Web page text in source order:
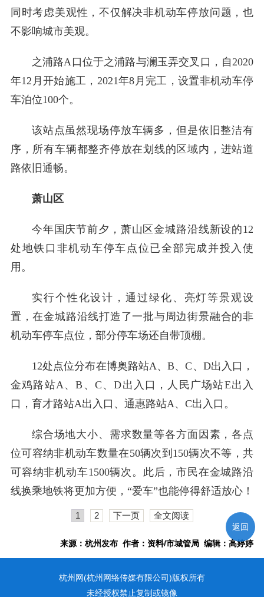
同时考虑美观性，不仅解决非机动车停放问题，也
不影响城市美观。
之浦路A口位于之浦路与澜玉弄交叉口，自2020
年12月开始施工，2021年8月完工，设置非机动车停
车泊位100个。
该站点虽然现场停放车辆多，但是依旧整洁有
序，所有车辆都整齐停放在划线的区域内，进站道
路依旧通畅。
萧山区
今年国庆节前夕，萧山区金城路沿线新设的12
处地铁口非机动车停车点位已全部完成并投入使
用。
实行个性化设计，通过绿化、亮灯等景观设
置，在金城路沿线打造了一批与周边街景融合的非
机动车停车点位，部分停车场还自带顶棚。
12处点位分布在博奥路站A、B、C、D出入口，
金鸡路站A、B、C、D出入口，人民广场站E出入
口，育才路站A出入口、通惠路站A、C出入口。
综合场地大小、需求数量等各方面因素，各点
位可容纳非机动车数量在50辆次到150辆次不等，共
可容纳非机动车1500辆次。此后，市民在金城路沿
线换乘地铁将更加方便，“爱车”也能停得舒适放心！
1 2 下一页 全文阅读
来源：杭州发布 作者：资料/市城管局 编辑：高婷婷
杭州网(杭州网络传媒有限公司)版权所有
未经授权禁止复制或镜像
返回